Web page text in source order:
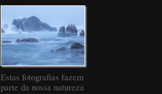
Estas fotografias fazem
parte da nossa natureza